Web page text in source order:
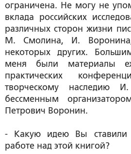
ограничена. Не могу не
вклада российских
различных сторон жизни
М. Смолина, И.
некоторых других.
меня были материалы
практических
творческому наследию
бессменным
Петрович Воронин.
- Какую идею Вы ставили
работе над этой книгой?